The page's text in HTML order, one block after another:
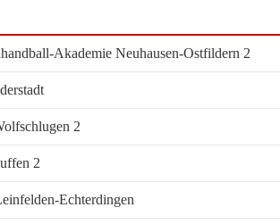
Akademie Neuhausen-Ostfildern 2
2
2
Echterdingen